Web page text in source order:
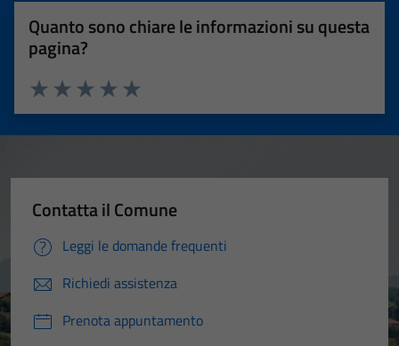
Quanto sono chiare le informazioni su questa
pagina?
Valuta 5 stelle su 5
Valuta 4 stelle su 5
Valuta 3 stelle su 5
Valuta 2 stelle su 5
Valuta 1 stelle su 5
Contatta il Comune
Leggi le domande frequenti
Richiedi assistenza
Prenota appuntamento